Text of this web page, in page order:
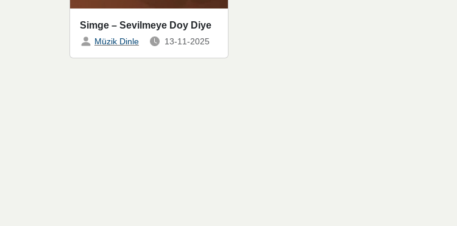
Simge – Sevilmeye Doy Diye
Müzik Dinle 13-11-2025